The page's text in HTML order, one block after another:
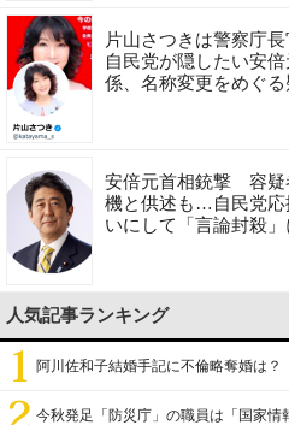
片山さつきは警察庁
自民党が隠したい安
係、名称変更をめぐ
安倍元首相銃撃 容疑
機と供述も…自民党応
いにして「言論封殺」
人気記事ランキング
阿川佐和子結婚手記に不倫略奪婚は？
今秋発足「防災庁」の職員は「国家情